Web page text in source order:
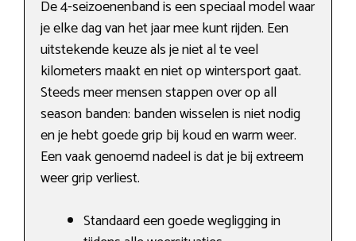
De 4-seizoenenband is een speciaal model waar
je elke dag van het jaar mee kunt rijden. Een
uitstekende keuze als je niet al te veel
kilometers maakt en niet op wintersport gaat.
Steeds meer mensen stappen over op all
season banden: banden wisselen is niet nodig
en je hebt goede grip bij koud en warm weer.
Een vaak genoemd nadeel is dat je bij extreem
weer grip verliest.
Standaard een goede wegligging in